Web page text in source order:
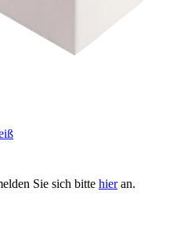
Sie sich bitte hieran.